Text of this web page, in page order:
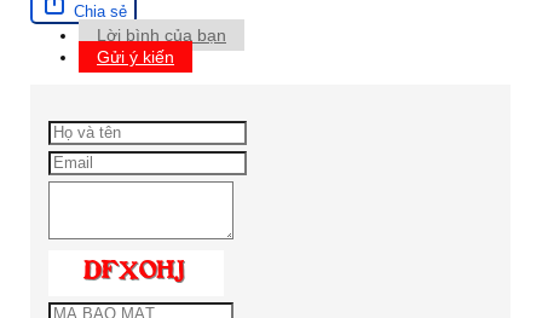
Chia sẻ
Lời bình của bạn
Gửi ý kiến